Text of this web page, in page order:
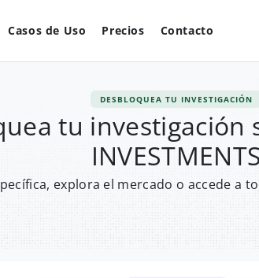
Casos de Uso Precios Contacto
DESBLOQUEA TU INVESTIGACIÓN
tu investigación
INVESTMENTS
explora el mercado o accede a